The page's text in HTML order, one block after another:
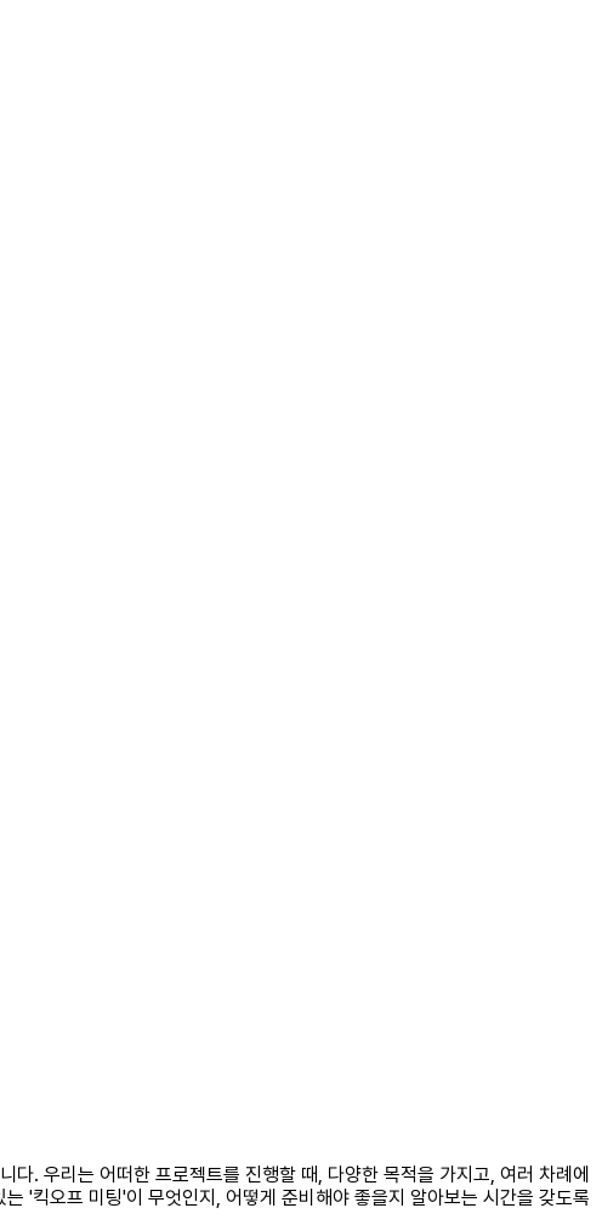
다. 우리는 어떠한 프로젝트를 진행할 때, 다양한 목적을 가지고, 여러 차례에
'킥오프 미팅'이 무엇인지, 어떻게 준비해야 좋을지 알아보는 시간을 갖도록